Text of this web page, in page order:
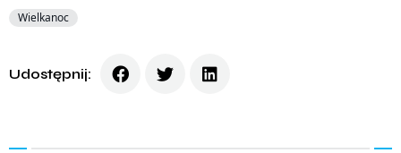
Wielkanoc
Udostępnij: